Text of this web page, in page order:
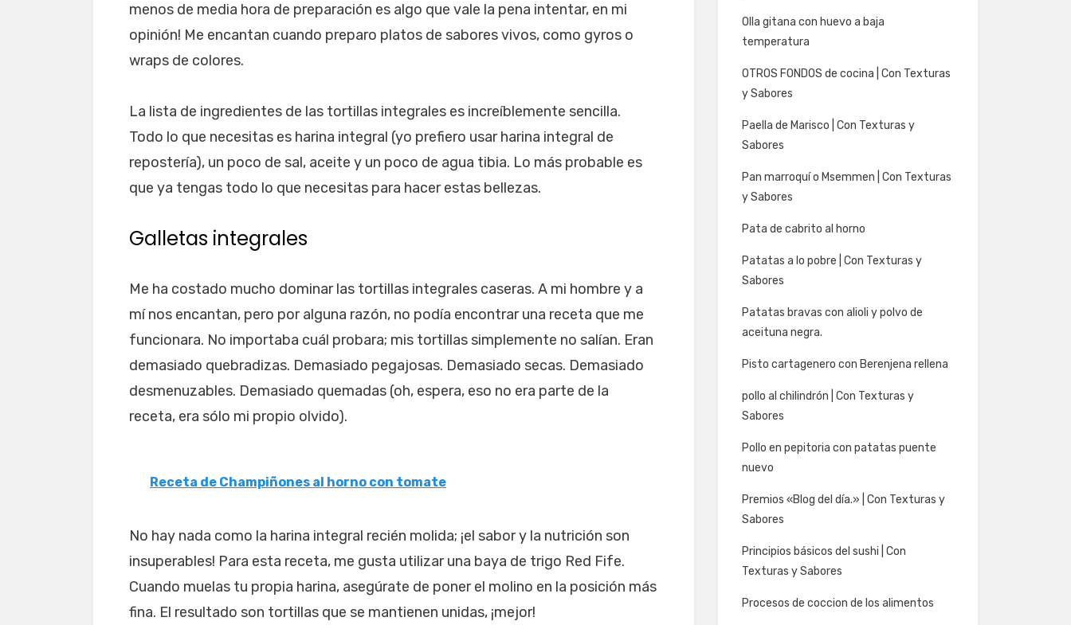
menos de media hora de preparación es algo que vale la pena intentar, en mi
opinión! Me encantan cuando preparo platos de sabores vivos, como gyros o
wraps de colores.
La lista de ingredientes de las tortillas integrales es increíblemente sencilla.
Todo lo que necesitas es harina integral (yo prefiero usar harina integral de
repostería), un poco de sal, aceite y un poco de agua tibia. Lo más probable es
que ya tengas todo lo que necesitas para hacer estas bellezas.
Galletas integrales
Me ha costado mucho dominar las tortillas integrales caseras. A mi hombre y a
mí nos encantan, pero por alguna razón, no podía encontrar una receta que me
funcionara. No importaba cuál probara; mis tortillas simplemente no salían. Eran
demasiado quebradizas. Demasiado pegajosas. Demasiado secas. Demasiado
desmenuzables. Demasiado quemadas (oh, espera, eso no era parte de la
receta, era sólo mi propio olvido).
Receta de Champiñones al horno con tomate
No hay nada como la harina integral recién molida; ¡el sabor y la nutrición son
insuperables! Para esta receta, me gusta utilizar una baya de trigo Red Fife.
Cuando muelas tu propia harina, asegúrate de poner el molino en la posición más
fina. El resultado son tortillas que se mantienen unidas, ¡mejor!
Olla gitana con huevo a baja
temperatura
OTROS FONDOS de cocina | Con Texturas
y Sabores
Paella de Marisco | Con Texturas y
Sabores
Pan marroquí o Msemmen | Con Texturas
y Sabores
Pata de cabrito al horno
Patatas a lo pobre | Con Texturas y
Sabores
Patatas bravas con alioli y polvo de
aceituna negra.
Pisto cartagenero con Berenjena rellena
pollo al chilindrón | Con Texturas y
Sabores
Pollo en pepitoria con patatas puente
nuevo
Premios «Blog del día.» | Con Texturas y
Sabores
Principios básicos del sushi | Con
Texturas y Sabores
Procesos de coccion de los alimentos